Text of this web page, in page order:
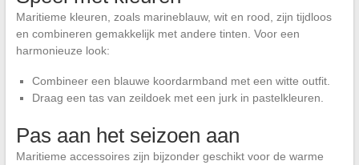
Maritieme kleuren, zoals marineblauw, wit en rood, zijn tijdloos
en combineren gemakkelijk met andere tinten. Voor een
harmonieuze look:
Combineer een blauwe koordarmband met een witte outfit.
Draag een tas van zeildoek met een jurk in pastelkleuren.
Pas aan het seizoen aan
Maritieme accessoires zijn bijzonder geschikt voor de warme